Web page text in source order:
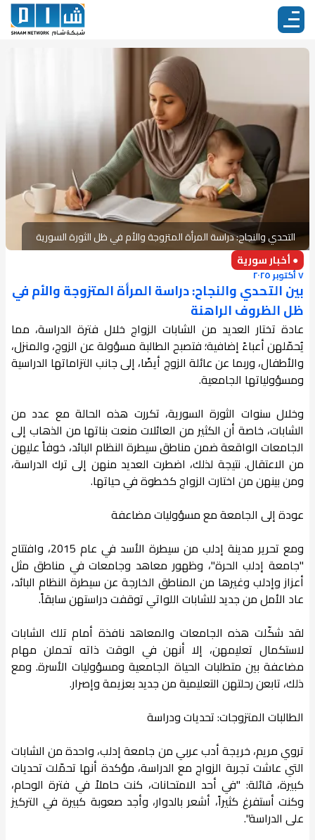
التحدي والنجاح: دراسة المرأة المتزوجة والأم في ظل الثورة السورية
● أخبار سورية
٧ أكتوبر ٢٠٢٥
بين التحدي والنجاح: دراسة المرأة المتزوجة والأم في
ظل الظروف الراهنة
عادة تختار العديد من الشابات الزواج خلال فترة الدراسة، مما
يُحمّلهن أعباءً إضافية؛ فتصبح الطالبة مسؤولة عن الزوج، والمنزل،
والأطفال، وربما عن عائلة الزوج أيضًا، إلى جانب التزاماتها الدراسية
ومسؤولياتها الجامعية.
وخلال سنوات الثورة السورية، تكررت هذه الحالة مع عدد من
الشابات، خاصة أن الكثير من العائلات منعت بناتها من الذهاب إلى
الجامعات الواقعة ضمن مناطق سيطرة النظام البائد، خوفاً عليهن
من الاعتقال. نتيجة لذلك، اضطرت العديد منهن إلى ترك الدراسة،
ومن بينهن من اختارت الزواج كخطوة في حياتها.
عودة إلى الجامعة مع مسؤوليات مضاعفة
ومع تحرير مدينة إدلب من سيطرة الأسد في عام 2015، وافتتاح
"جامعة إدلب الحرة"، وظهور معاهد وجامعات في مناطق مثل
أعزاز وإدلب وغيرها من المناطق الخارجة عن سيطرة النظام البائد،
عاد الأمل من جديد للشابات اللواتي توقفت دراستهن سابقاً.
لقد شكّلت هذه الجامعات والمعاهد نافذة أمام تلك الشابات
لاستكمال تعليمهن، إلا أنهن في الوقت ذاته تحملن مهام
مضاعفة بين متطلبات الحياة الجامعية ومسؤوليات الأسرة. ومع
ذلك، تابعن رحلتهن التعليمية من جديد بعزيمة وإصرار.
الطالبات المتزوجات: تحديات ودراسة
تروي مريم، خريجة أدب عربي من جامعة إدلب، واحدة من الشابات
التي عاشت تجربة الزواج مع الدراسة، مؤكدة أنها تحمّلت تحديات
كبيرة، قائلة: "في أحد الامتحانات، كنت حاملاً في فترة الوحام،
وكنت أستفرغ كثيراً، أشعر بالدوار، وأجد صعوبة كبيرة في التركيز
على الدراسة".